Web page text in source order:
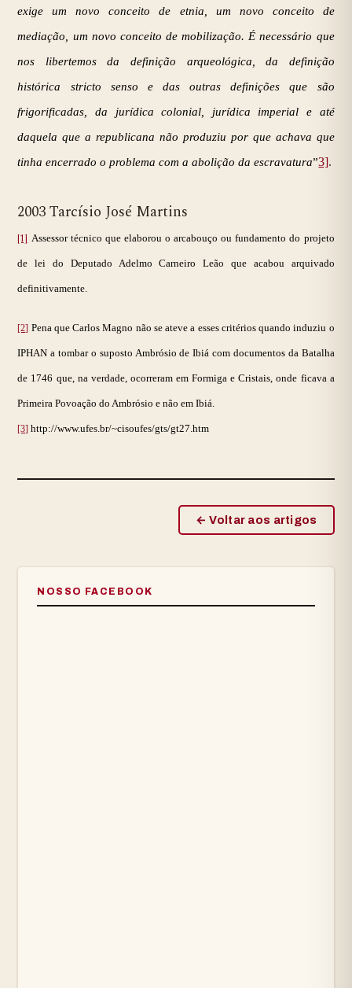
exige um novo conceito de etnia, um novo conceito de
mediação, um novo conceito de mobilização. É necessário que
nos libertemos da definição arqueológica, da definição
histórica stricto senso e das outras definições que são
frigorificadas, da jurídica colonial, jurídica imperial e até
daquela que a republicana não produziu por que achava que
tinha encerrado o problema com a abolição da escravatura”3].
2003 Tarcísio José Martins
[1] Assessor técnico que elaborou o arcabouço ou fundamento do projeto
de lei do Deputado Adelmo Carneiro Leão que acabou arquivado
definitivamente.
[2] Pena que Carlos Magno não se ateve a esses critérios quando induziu o
IPHAN a tombar o suposto Ambrósio de Ibiá com documentos da Batalha
de 1746 que, na verdade, ocorreram em Formiga e Cristais, onde ficava a
Primeira Povoação do Ambrósio e não em Ibiá.
[3] http://www.ufes.br/~cisoufes/gts/gt27.htm
← Voltar aos artigos
NOSSO FACEBOOK